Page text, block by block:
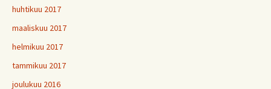
huhtikuu 2017
maaliskuu 2017
helmikuu 2017
tammikuu 2017
joulukuu 2016